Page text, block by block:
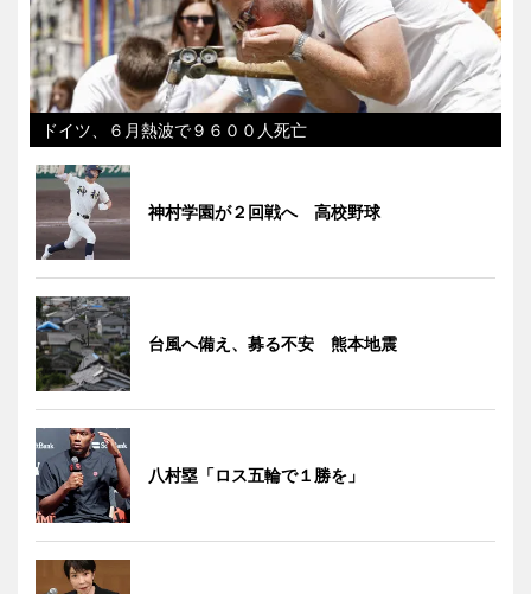
ドイツ、６月熱波で９６００人死亡
神村学園が２回戦へ 高校野球
台風へ備え、募る不安 熊本地震
八村塁「ロス五輪で１勝を」